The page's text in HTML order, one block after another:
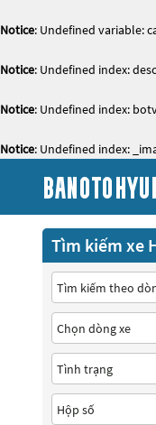
Notice: Undefined variable:
Notice: Undefined index:
Notice: Undefined index:
Notice: Undefined index:
Tìm kiếm xe